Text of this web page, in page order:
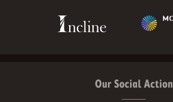
Our Social Action